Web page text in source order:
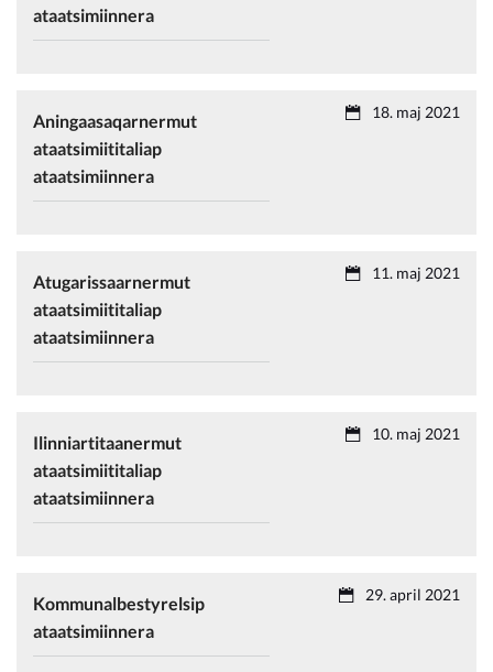
ataatsimiinnera
Aningaasaqarnermut
ataatsimiititaliap
ataatsimiinnera
18. maj 2021
Atugarissaarnermut
ataatsimiititaliap
ataatsimiinnera
11. maj 2021
Ilinniartitaanermut
ataatsimiititaliap
ataatsimiinnera
10. maj 2021
Kommunalbestyrelsip
ataatsimiinnera
29. april 2021